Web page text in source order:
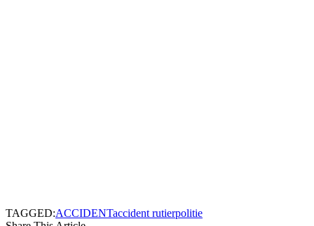
TAGGED:ACCIDENTaccident rutierpolitie